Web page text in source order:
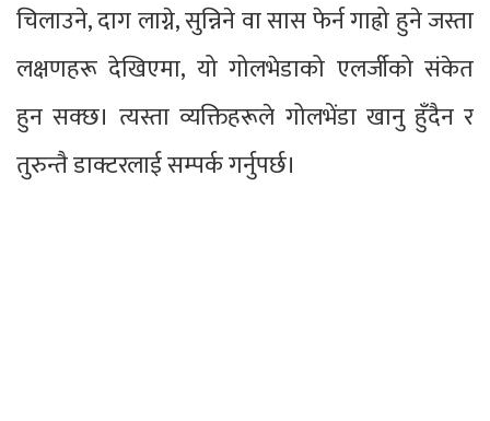
चिलाउने, दाग लाग्ने, सुन्निने वा सास फेर्न गाह्रो हुने जस्ता
लक्षणहरू देखिएमा, यो गोलभेडाको एलर्जीको संकेत
हुन सक्छ। त्यस्ता व्यक्तिहरूले गोलभेंडा खानु हुँदैन र
तुरुन्तै डाक्टरलाई सम्पर्क गर्नुपर्छ।